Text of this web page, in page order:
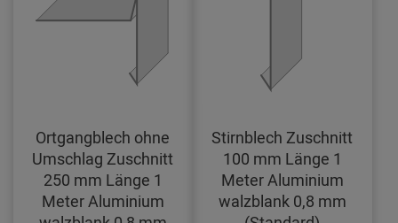
Ortgangblech ohne
Umschlag Zuschnitt
250 mm Länge 1
Meter Aluminium
Stirnblech Zuschnitt
100 mm Länge 1
Meter Aluminium
walzblank 0,8 mm